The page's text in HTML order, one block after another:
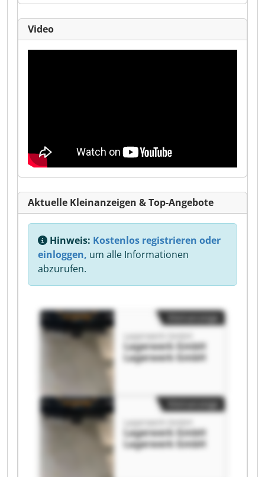
Video
Aktuelle Kleinanzeigen & Top-Angebote
Hinweis: Kostenlos registrieren oder
einloggen, um alle Informationen
abzurufen.
Lagerwerk GmbH
Lagerwerk GmbH
Lagerwerk GmbH
Lagerwerk GmbH
Lagerwerk GmbH
Lagerwerk GmbH